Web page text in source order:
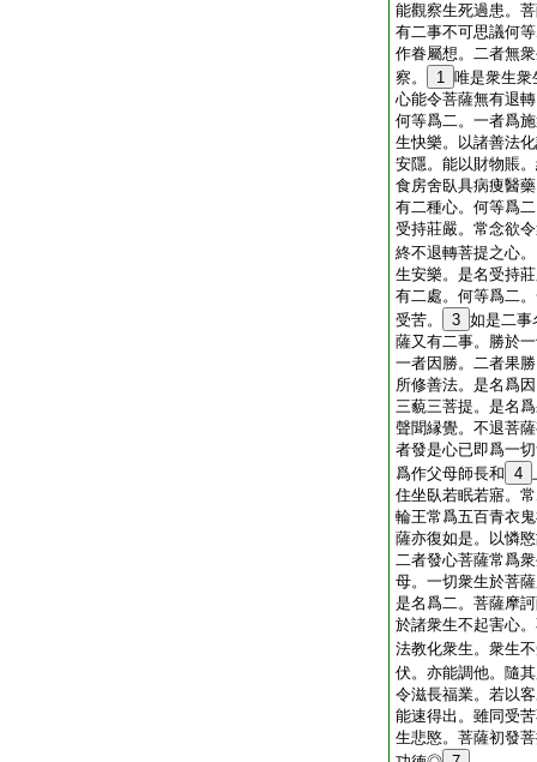
能觀察生死過患。
有二事不可思議何
作眷屬想。二者無
察。
1 唯是衆生衆
心能令菩薩無有退
何等爲二。一者爲
生快樂。以諸善法
安隱。能以財物賬
食房舍臥具病痩醫
有二種心。何等爲
受持莊嚴。常念欲
終不退轉菩提之心
生安樂。是名受持
有二處。何等爲二
受苦。
3 如是二事
薩又有二事。勝於
一者因勝。二者果
所修善法。是名爲
三藐三菩提。是名
聲聞縁覺。不退菩
者發是心已即爲一
爲作父母師長和 4
住坐臥若眠若寤。
輪王常爲五百青衣
薩亦復如是。以憐
二者發心菩薩常爲
母。一切衆生於菩
是名爲二。菩薩摩
於諸衆生不起害心
法教化衆生。衆生
伏。亦能調他。隨
令滋長福業。若以
能速得出。雖同受
生悲愍。菩薩初發